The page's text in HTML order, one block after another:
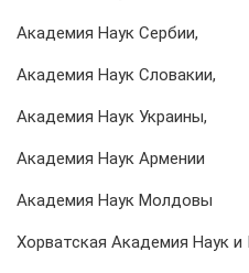
Академия Наук Сербии,
Академия Наук Словакии,
Академия Наук Украины,
Академия Наук Армении
Академия Наук Молдовы
Хорватская Академия Наук и